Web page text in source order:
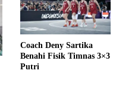
Coach Deny Sartika
Benahi Fisik Timnas 3×3
Putri